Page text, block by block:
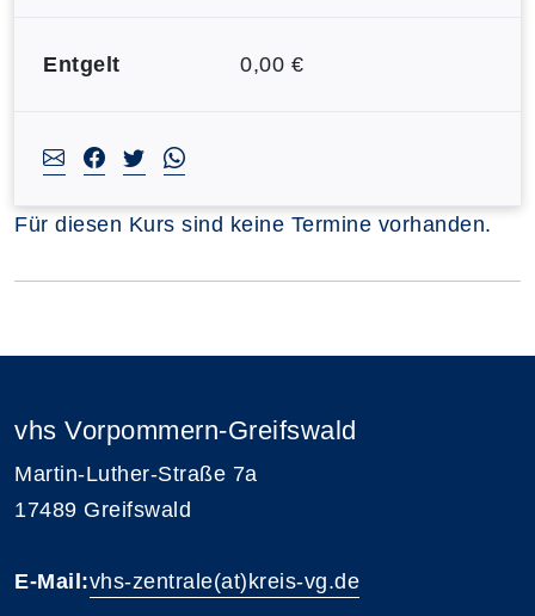
Entgelt 0,00 €
Für diesen Kurs sind keine Termine vorhanden.
vhs Vorpommern-Greifswald
Martin-Luther-Straße 7a
17489 Greifswald
E-Mail:vhs-zentrale(at)kreis-vg.de